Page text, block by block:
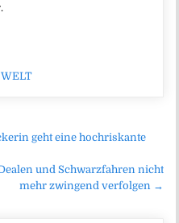
WELT
geht eine hochriskante
und Schwarzfahren nicht
mehr zwingend verfolgen →